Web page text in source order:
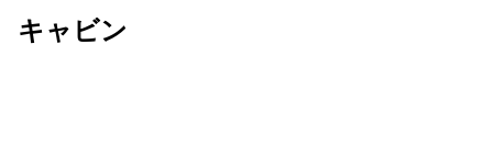
キャビン